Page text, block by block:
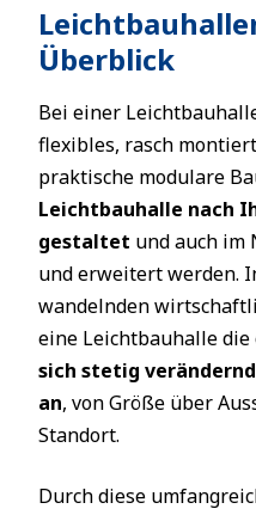
Überblick
Bei einer
flexibles, rasch
praktische modulare
Leichtbauhalle nach
gestaltet und auch
und erweitert werden.
wandelnden
eine Leichtbauhalle die
sich stetig
an, von Größe über
Standort.
Durch diese